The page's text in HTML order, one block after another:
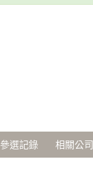
參選記錄 相關公司